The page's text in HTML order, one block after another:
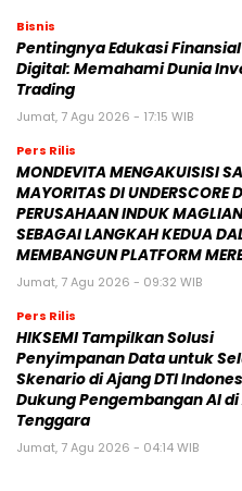
Bisnis
Pentingnya Edukasi Finansial
Digital: Memahami Dunia
Trading
Jumat, 7 Agu 2026 - 17:15 WIB
Pers Rilis
MONDEVITA MENGAKUISISI
MAYORITAS DI UNDERSCORE
PERUSAHAAN INDUK
SEBAGAI LANGKAH KEDUA
MEMBANGUN PLATFORM
Jumat, 7 Agu 2026 - 09:32 WIB
Pers Rilis
HIKSEMI Tampilkan Solusi
Penyimpanan Data untuk
Skenario di Ajang DTI
Dukung Pengembangan AI di
Tenggara
Jumat, 7 Agu 2026 - 04:14 WIB